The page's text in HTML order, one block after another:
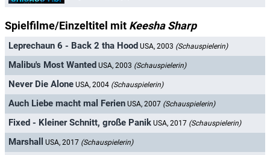
Spielfilme/Einzeltitel mit Keesha Sharp
Leprechaun 6 - Back 2 tha Hood USA, 2003 (Schauspielerin)
Malibu's Most Wanted USA, 2003 (Schauspielerin)
Never Die Alone USA, 2004 (Schauspielerin)
Auch Liebe macht mal Ferien USA, 2007 (Schauspielerin)
Fixed - Kleiner Schnitt, große Panik USA, 2017 (Schauspielerin)
Marshall USA, 2017 (Schauspielerin)